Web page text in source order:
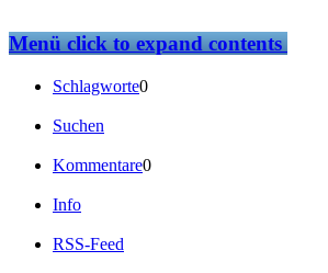
Menüclick to expand contents
Schlagworte0
Suchen
Kommentare0
Info
RSS-Feed